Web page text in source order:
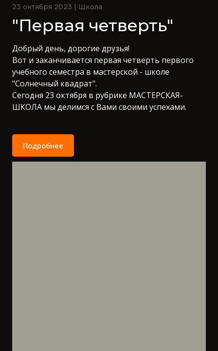
23 октября 2023 | Школа
"Первая четверть"
Добрый день, дорогие друзья!
Вот и заканчивается первая четверть первого
учебного семестра в мастерской - школе
"Солнечный квадрат".
Сегодня 23 октября в рубрике МАСТЕРСКАЯ-
ШКОЛА мы делимся с Вами своими успехами.
Подробнее